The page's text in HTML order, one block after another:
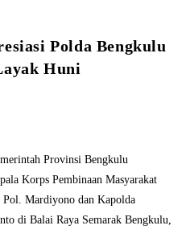
Polda Bengkulu
Huni
Provinsi Bengkulu
Korps Pembinaan Masyarakat
Mardiyono dan Kapolda
di Balai Raya Semarak Bengkulu,